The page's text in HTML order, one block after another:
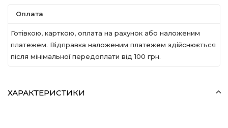
Оплата
Готівкою, карткою, оплата на рахунок або наложеним
платежем. Відправка наложеним платежем здійснюється
після мінімальної передоплати вiд 100 грн.
ХАРАКТЕРИСТИКИ